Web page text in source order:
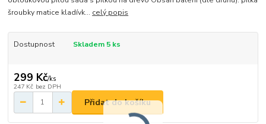
šroubky matice kladívk... celý popis
Dostupnost Skladem 5 ks
299 Kč/ks
247 Kč bez DPH
Přidat do košíku